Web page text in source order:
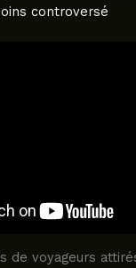
controversé
de voyageurs